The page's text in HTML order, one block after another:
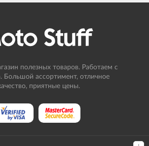
полезных товаров. Работаем с
Большой ассортимент, отличное
приятные цены.